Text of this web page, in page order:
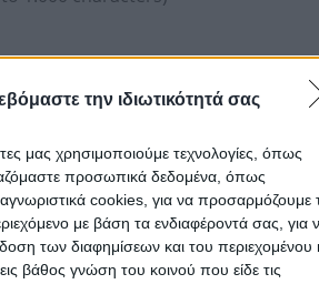
την ιδιωτικότητά σας
μας χρησιμοποιούμε τεχνολογίες, όπως
προσωπικά δεδομένα, όπως
cookies, για να προσαρμόζουμε
με βάση τα ενδιαφέροντά σας, για
των διαφημίσεων και του περιεχομένου
βάθος γνώση του κοινού που είδε τις
Submit review